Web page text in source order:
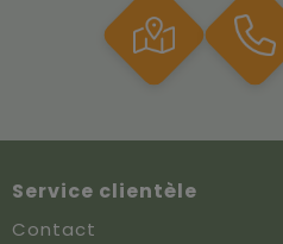
Service clientèle
Contact